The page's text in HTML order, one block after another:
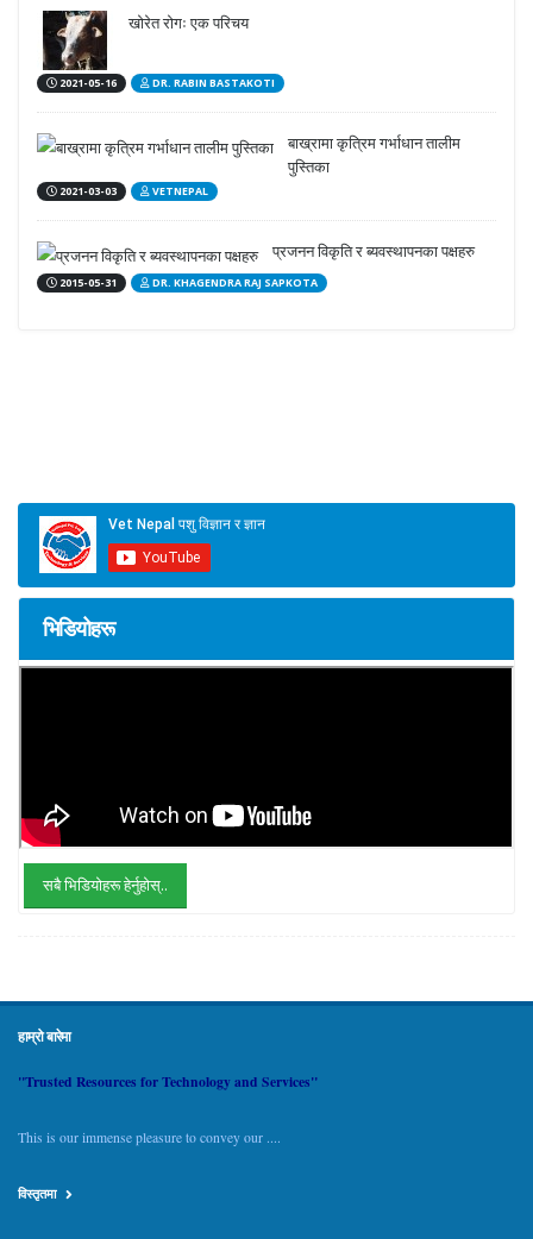
खोरेत रोगः एक परिचय
2021-05-16 DR. RABIN BASTAKOTI
बाख्रामा कृत्रिम गर्भाधान तालीम
पुस्तिका
2021-03-03 VETNEPAL
प्रजनन विकृति र ब्यवस्थापनका पक्षहरु
2015-05-31 DR. KHAGENDRA RAJ SAPKOTA
भिडियोहरू
सबै भिडियोहरू हेर्नुहोस्..
हाम्रो बारेमा
"Trusted Resources for Technology and Services"
This is our immense pleasure to convey our ....
विस्तृतमा